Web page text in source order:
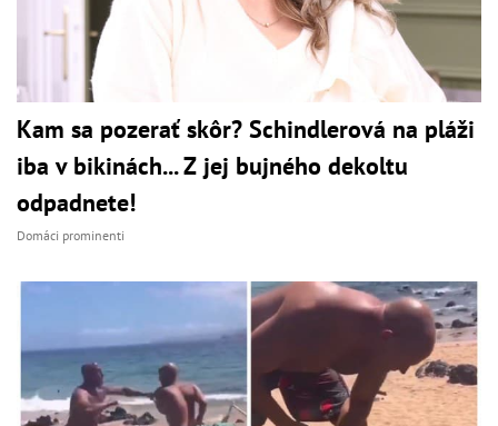
Kam sa pozerať skôr? Schindlerová na pláži
iba v bikinách... Z jej bujného dekoltu
odpadnete!
Domáci prominenti